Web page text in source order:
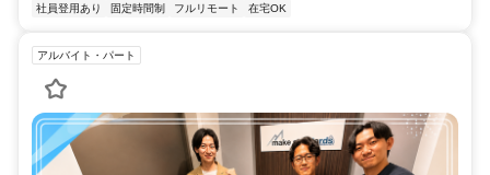
社員登用あり 固定時間制 フルリモート 在宅OK
アルバイト・パート